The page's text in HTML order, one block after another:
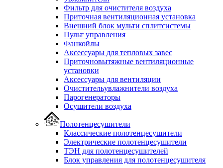
Фильтр для очистителя воздуха
Приточная вентиляционная установка
Внешний блок мульти сплитсистемы
Пульт управления
Фанкойлы
Аксессуары для тепловых завес
Приточновытяжные вентиляционные
установки
Аксессуары для вентиляции
Очистительувлажнители воздуха
Парогенераторы
Осушители воздуха
Полотенцесушители
Классические полотенцесушители
Электрические полотенцесушители
ТЭН для полотенцесушителей
Блок управления для полотенцесушителя